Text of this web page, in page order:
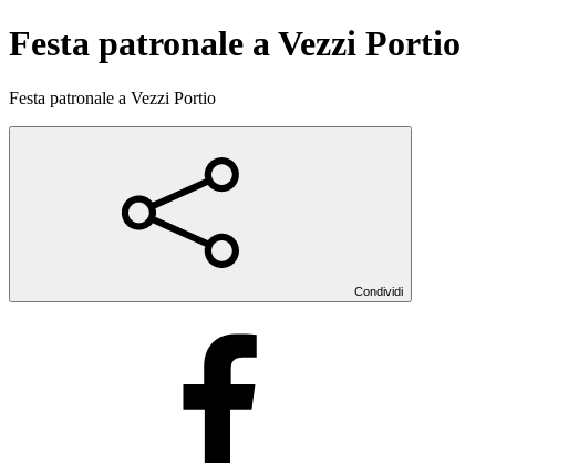
Festa patronale a Vezzi Portio
Festa patronale a Vezzi Portio
Condividi